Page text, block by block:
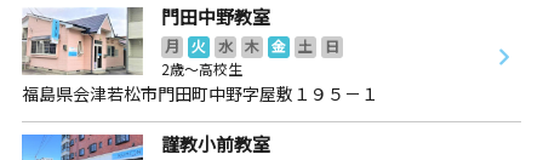
門田中野教室
月 火 水 木 金 土
日
2歳～高校生
福島県会津若松市門田町中野字屋敷１９５－１
謹教小前教室